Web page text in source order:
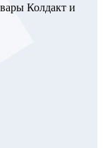
Колдакт и